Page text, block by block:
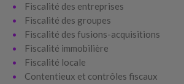
Fiscalité des entreprises
Fiscalité des groupes
Fiscalité des fusions-acquisitions
Fiscalité immobilière
Fiscalité locale
Contentieux et contrôles fiscaux